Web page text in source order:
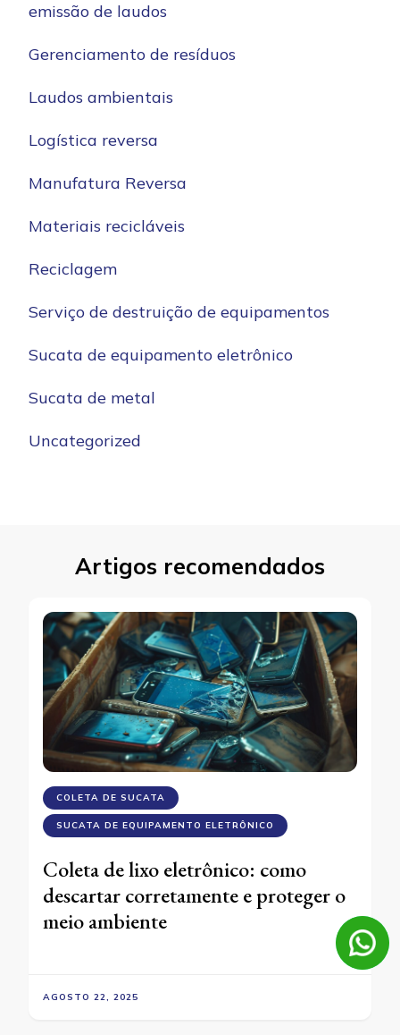
emissão de laudos
Gerenciamento de resíduos
Laudos ambientais
Logística reversa
Manufatura Reversa
Materiais recicláveis
Reciclagem
Serviço de destruição de equipamentos
Sucata de equipamento eletrônico
Sucata de metal
Uncategorized
Artigos recomendados
COLETA DE SUCATA
SUCATA DE EQUIPAMENTO ELETRÔNICO
Coleta de lixo eletrônico: como
descartar corretamente e proteger o
meio ambiente
AGOSTO 22, 2025